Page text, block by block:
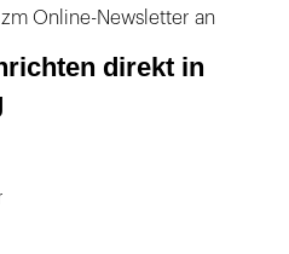
Online-Newsletter an
direkt in